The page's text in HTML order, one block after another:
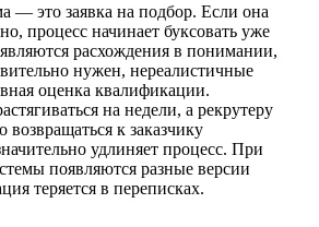
— это заявка на подбор. Если она
процесс начинает буксовать уже
расхождения в понимании,
нужен, нереалистичные
оценка квалификации.
на недели, а рекрутеру
возвращаться к заказчику
удлиняет процесс. При
появляются разные версии
теряется в переписках.